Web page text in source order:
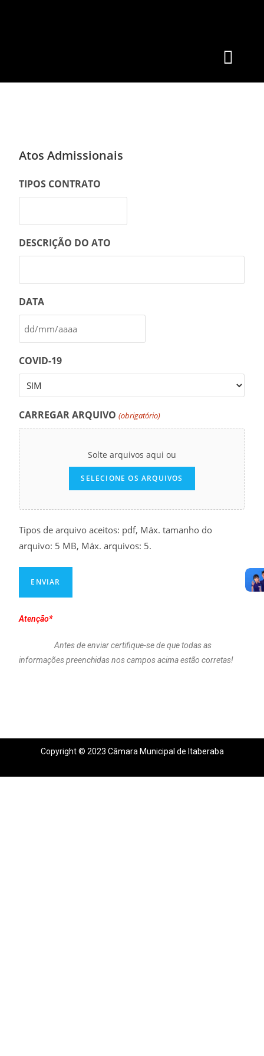
Atos Admissionais
TIPOS CONTRATO
DESCRIÇÃO DO ATO
DATA
COVID-19
CARREGAR ARQUIVO (obrigatório)
Solte arquivos aqui ou
SELECIONE OS ARQUIVOS
Tipos de arquivo aceitos: pdf, Máx. tamanho do
arquivo: 5 MB, Máx. arquivos: 5.
Atenção*
Antes de enviar certifique-se de que todas as
informações preenchidas nos campos acima estão corretas!
Copyright © 2023 Câmara Municipal de Itaberaba